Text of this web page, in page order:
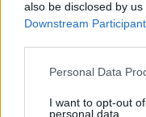
also be disclosed by
Downstream
Personal Data
I want to opt-out
personal data.
"Πάμε και στα
και εκεί μετά
η πολιτική
(Βίντεο)